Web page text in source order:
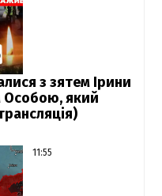
з зятем Ірини
Особою, який
11:55